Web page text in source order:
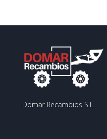
Domar Recambios S.L.